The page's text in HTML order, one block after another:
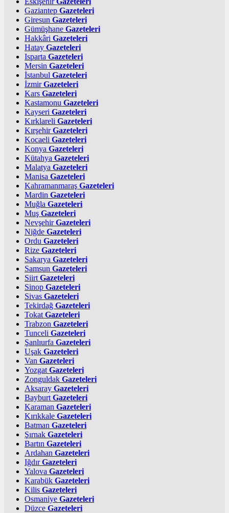
Gaziantep Gazeteleri
Giresun Gazeteleri
Gümüşhane Gazeteleri
Hakkâri Gazeteleri
Hatay Gazeteleri
Isparta Gazeteleri
Mersin Gazeteleri
İstanbul Gazeteleri
İzmirGazeteleri
Kars Gazeteleri
Kastamonu Gazeteleri
Kayseri Gazeteleri
Kırklareli Gazeteleri
KırşehirGazeteleri
Kocaeli Gazeteleri
Konya Gazeteleri
Kütahya Gazeteleri
Malatya Gazeteleri
Manisa Gazeteleri
Kahramanmaraş Gazeteleri
Mardin Gazeteleri
Muğla Gazeteleri
Muş Gazeteleri
NevşehirGazeteleri
Niğde Gazeteleri
Ordu Gazeteleri
Rize Gazeteleri
Sakarya Gazeteleri
Samsun Gazeteleri
Siirt Gazeteleri
Sinop Gazeteleri
Sivas Gazeteleri
Tekirdağ Gazeteleri
Tokat Gazeteleri
Trabzon Gazeteleri
Tunceli Gazeteleri
Şanlıurfa Gazeteleri
Uşak Gazeteleri
Van Gazeteleri
Yozgat Gazeteleri
Zonguldak Gazeteleri
Aksaray Gazeteleri
Bayburt Gazeteleri
Karaman Gazeteleri
Kırıkkale Gazeteleri
Batman Gazeteleri
Şırnak Gazeteleri
Bartın Gazeteleri
Ardahan Gazeteleri
IğdırGazeteleri
Yalova Gazeteleri
Karabük Gazeteleri
Kilis Gazeteleri
Osmaniye Gazeteleri
Düzce Gazeteleri